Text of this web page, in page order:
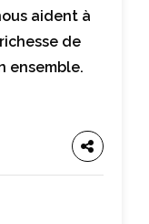
aident à
de
ensemble.